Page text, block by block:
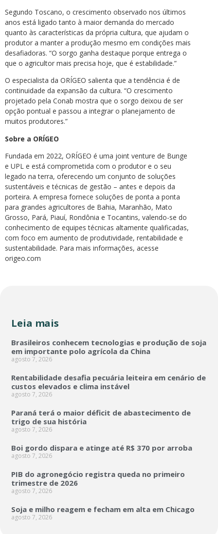
Segundo Toscano, o crescimento observado nos últimos
anos está ligado tanto à maior demanda do mercado
quanto às características da própria cultura, que ajudam o
produtor a manter a produção mesmo em condições mais
desafiadoras. “O sorgo ganha destaque porque entrega o
que o agricultor mais precisa hoje, que é estabilidade.”
O especialista da ORÍGEO salienta que a tendência é de
continuidade da expansão da cultura. “O crescimento
projetado pela Conab mostra que o sorgo deixou de ser
opção pontual e passou a integrar o planejamento de
muitos produtores.”
Sobre a ORÍGEO
Fundada em 2022, ORÍGEO é uma joint venture de Bunge
e UPL e está comprometida com o produtor e o seu
legado na terra, oferecendo um conjunto de soluções
sustentáveis e técnicas de gestão – antes e depois da
porteira. A empresa fornece soluções de ponta a ponta
para grandes agricultores de Bahia, Maranhão, Mato
Grosso, Pará, Piauí, Rondônia e Tocantins, valendo-se do
conhecimento de equipes técnicas altamente qualificadas,
com foco em aumento de produtividade, rentabilidade e
sustentabilidade. Para mais informações, acesse
origeo.com
Leia mais
Brasileiros conhecem tecnologias e produção de soja
em importante polo agrícola da China
agosto 7, 2026
Rentabilidade desafia pecuária leiteira em cenário de
custos elevados e clima instável
agosto 7, 2026
Paraná terá o maior déficit de abastecimento de
trigo de sua história
agosto 7, 2026
Boi gordo dispara e atinge até R$ 370 por arroba
agosto 7, 2026
PIB do agronegócio registra queda no primeiro
trimestre de 2026
agosto 7, 2026
Soja e milho reagem e fecham em alta em Chicago
agosto 7, 2026